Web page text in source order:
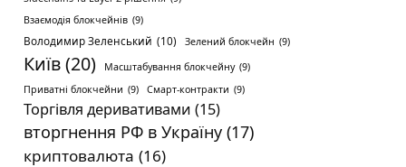
Взаємодія блокчейнів (9)
Володимир Зеленський (10) Зелений блокчейн (9)
Київ(20) Масштабування блокчейну (9)
Приватні блокчейни (9) Смарт-контракти (9)
Торгівля деривативами (15)
вторгнення РФ в Україну (17)
криптовалюта (16)